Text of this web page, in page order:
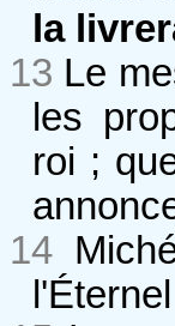
la
13 Le
les
roi ;
14